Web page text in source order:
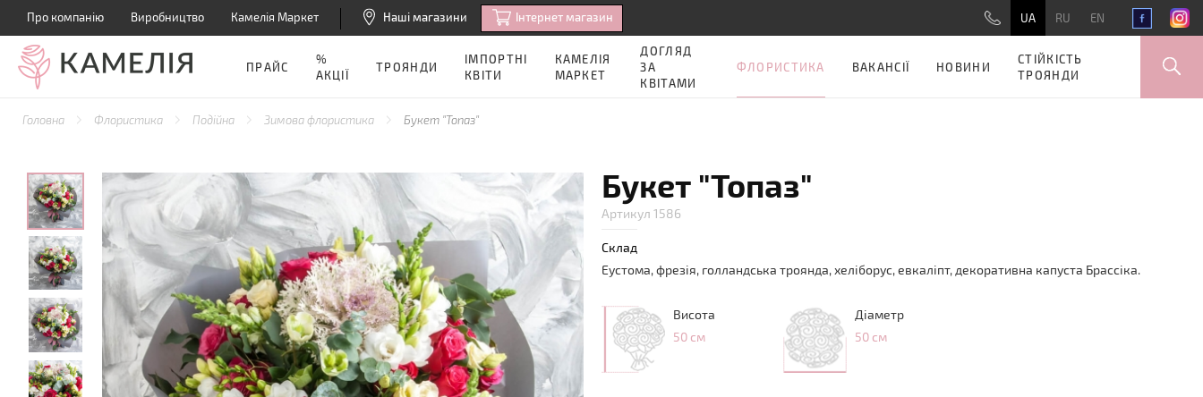
Про компанію Виробництво Камелія Маркет Наші магазини Iнтернет магазин UA RU EN
ПРАЙС
%
АКЦІЇ
ТРОЯНДИ
ІМПОРТНІ
КВІТИ
КАМЕЛІЯ
МАРКЕТ
ДОГЛЯД
ЗА
КВІТАМИ
ФЛОРИСТИКА ВАКАНСІЇ НОВИНИ
СТІЙКІСТЬ
ТРОЯНДИ
Головна Флористика Подійна Зимова флористика Букет "Топаз"
Букет "Топаз"
Артикул 1586
Склад
Еустома, фрезія, голландська троянда, хеліборус, евкаліпт, декоративна капуста Брассіка.
Висота
50 см
Діаметр
50 см